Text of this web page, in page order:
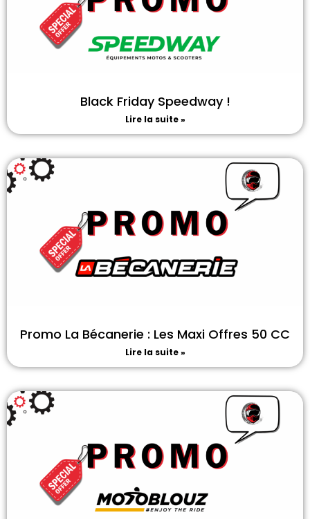
Black Friday Speedway !
Lire la suite »
Promo La Bécanerie : Les Maxi Offres 50 CC
Lire la suite »